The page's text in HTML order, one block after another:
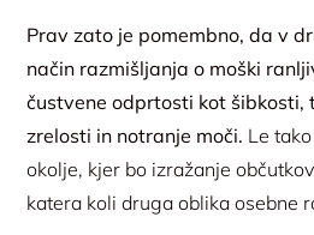
Prav zato je pomembno, da v
način razmišljanja o moški
čustvene odprtosti kot šibkosti,
zrelosti in notranje moči. Le
okolje, kjer bo izražanje
katera koli druga oblika osebne